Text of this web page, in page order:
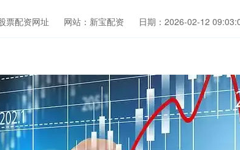
票配资网址 网站：新宝配资 日期：2026-02-12